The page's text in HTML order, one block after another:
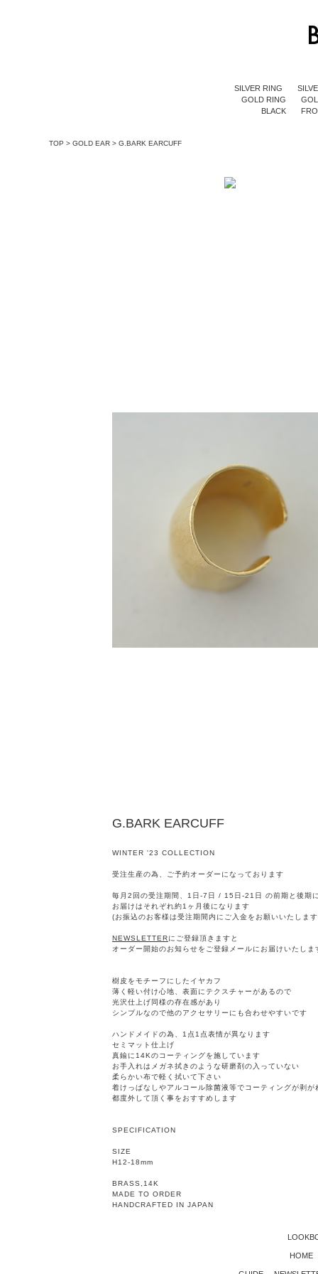
SILVER RING
GOLD RING
BLACK
TOP > GOLD EAR > G.BARK EARCUFF
G.BARK EARCUFF
WINTER '23 COLLECTION
受注生産の為、ご予約オーダーになっております
毎月2回の受注期間、1日-7日 / 15日-21日 の前期と後期
お届けはそれぞれ約1ヶ月後になります
(お振込のお客様は受注期間内にご入金をお願いいたしま
NEWSLETTERにご登録頂きますと
オーダー開始のお知らせをご登録メールにお届けいたしま
樹皮をモチーフにしたイヤカフ
薄く軽い付け心地、表面にテクスチャーがあるので
光沢仕上げ同様の存在感があり
シンプルなので他のアクセサリーにも合わせやすいです
ハンドメイドの為、1点1点表情が異なります
セミマット仕上げ
真鍮に14Kのコーティングを施しています
お手入れはメガネ拭きのような研磨剤の入っていない
柔らかい布で軽く拭いて下さい
着けっぱなしやアルコール除菌液等でコーティングが剥
都度外して頂く事をおすすめします
SPECIFICATION
SIZE
H12-18mm
BRASS,14K
MADE TO ORDER
HANDCRAFTED IN JAPAN
HOME